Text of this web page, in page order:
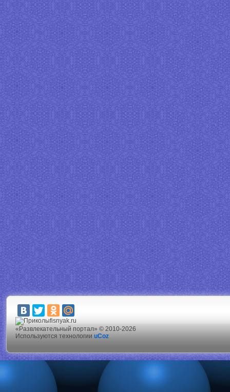
fisnyak.ru
«Развлекательный портал» © 2010-2026
Используются технологии uCoz